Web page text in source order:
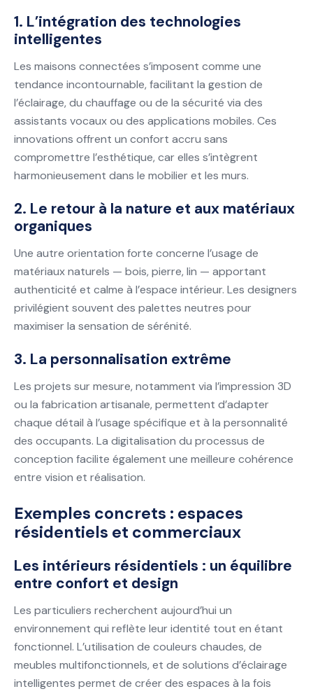
1. L’intégration des technologies
intelligentes
Les maisons connectées s’imposent comme une
tendance incontournable, facilitant la gestion de
l’éclairage, du chauffage ou de la sécurité via des
assistants vocaux ou des applications mobiles. Ces
innovations offrent un confort accru sans
compromettre l’esthétique, car elles s’intègrent
harmonieusement dans le mobilier et les murs.
2. Le retour à la nature et aux matériaux
organiques
Une autre orientation forte concerne l’usage de
matériaux naturels — bois, pierre, lin — apportant
authenticité et calme à l’espace intérieur. Les designers
privilégient souvent des palettes neutres pour
maximiser la sensation de sérénité.
3. La personnalisation extrême
Les projets sur mesure, notamment via l’impression 3D
ou la fabrication artisanale, permettent d’adapter
chaque détail à l’usage spécifique et à la personnalité
des occupants. La digitalisation du processus de
conception facilite également une meilleure cohérence
entre vision et réalisation.
Exemples concrets : espaces
résidentiels et commerciaux
Les intérieurs résidentiels : un équilibre
entre confort et design
Les particuliers recherchent aujourd’hui un
environnement qui reflète leur identité tout en étant
fonctionnel. L’utilisation de couleurs chaudes, de
meubles multifonctionnels, et de solutions d’éclairage
intelligentes permet de créer des espaces à la fois